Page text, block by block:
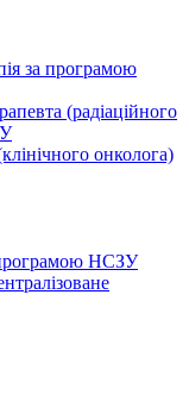
за програмою
(радіаційного
онколога)
програмою НСЗУ